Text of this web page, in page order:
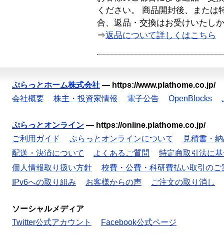
ください。 商品開封後、または
合、返品・交換はお受けいたし
⇒返品について詳しくはこちら
ぷらっとホーム株式会社 — https://www.plathome.co.jp/
会社概要
株主・投資家情報 電子公告 OpenBlocks
ぷらっとオンライン — https://online.plathome.co.jp/
ご利用ガイド
ぷらっとオンラインについて
見積書・
配送・決済について
よくあるご質問
特定商取引法に
個人情報取り扱い方針
校費・公費・科研費払い取引のご
IPv6への取り組み
お客様からの声 ご注文の取り消し
ソーシャルメディア
Twitter公式アカウント
Facebook公式ページ